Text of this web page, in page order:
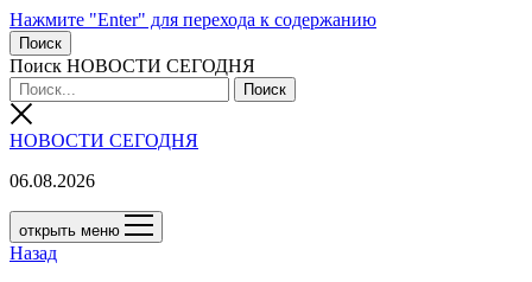
Нажмите "Enter" для перехода к содержанию
Поиск
Поиск НОВОСТИ СЕГОДНЯ
НОВОСТИ СЕГОДНЯ
06.08.2026
открыть меню
Назад